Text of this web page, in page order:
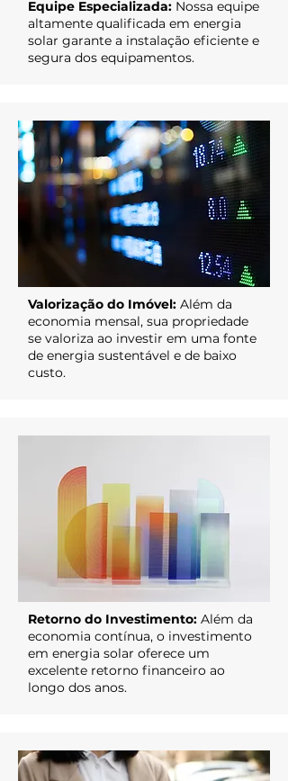
Equipe Especializada: Nossa equipe
altamente qualificada em energia
solar garante a instalação eficiente e
segura dos equipamentos.
Valorização do Imóvel: Além da
economia mensal, sua propriedade
se valoriza ao investir em uma fonte
de energia sustentável e de baixo
custo.
Retorno do Investimento: Além da
economia contínua, o investimento
em energia solar oferece um
excelente retorno financeiro ao
longo dos anos.